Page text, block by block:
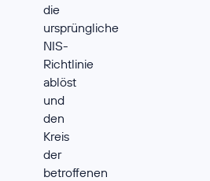
die
ursprüngliche
NIS-
Richtlinie
ablöst
und
den
Kreis
der
betroffenen